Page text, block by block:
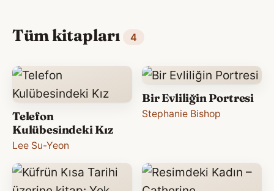
Tüm kitapları 4
Telefon
Kulübesindeki Kız
Lee Su-Yeon
Bir Evliliğin Portresi
Stephanie Bishop